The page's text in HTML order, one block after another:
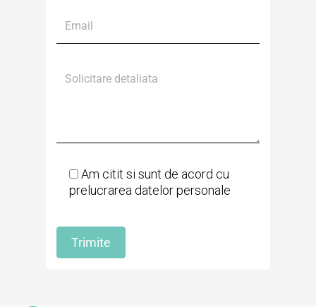
Am citit si sunt de acord cu
prelucrarea datelor personale